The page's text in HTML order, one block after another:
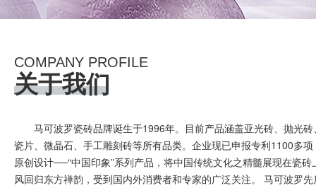
COMPANY PROFILE
关于我们
马可波罗瓷砖品牌诞生于1996年。目前产品涵盖亚光砖、抛光
瓷片、微晶石、手工雕刻砖等所有品类。企业现已申报专利1100多
原创设计──“中国印象”系列产品，将中国传统文化之精髓展现在瓷砖
风回归东方禅韵，受到国内外消费者和专家的广泛关注。 马可波罗